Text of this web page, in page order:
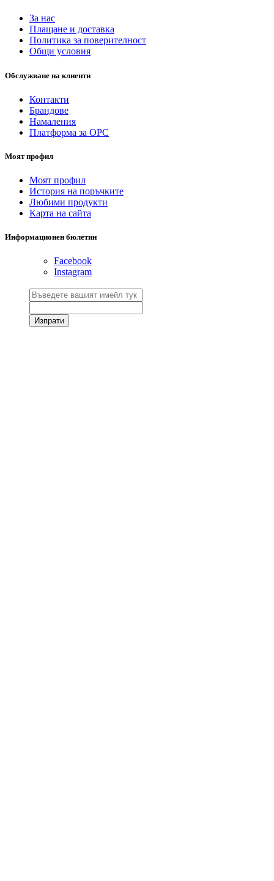
За нас
Плащане и доставка
Политика за поверителност
Общи условия
Обслужване на клиенти
Контакти
Брандове
Намаления
Платформа за ОРС
Моят профил
Моят профил
История на поръчките
Любими продукти
Карта на сайта
Информационен бюлетин
Facebook
Instagram